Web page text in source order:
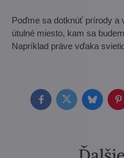
Poďme sa dotknúť prírody a
útulné miesto, kam sa
Napríklad práve vďaka
FacebookTwitterBluesky